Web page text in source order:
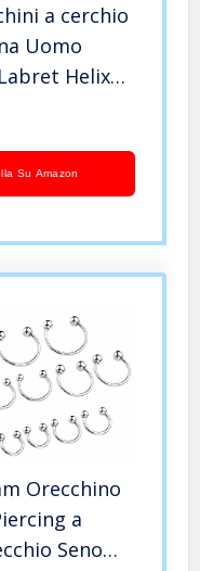
a cerchio
Uomo
Helix
a lobo
Su Amazon
Orecchino
a
Seno